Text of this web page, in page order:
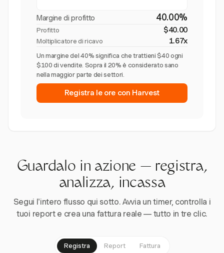
Margine di profitto 40.00%
Profitto $40.00
Moltiplicatore di ricavo 1.67x
Un margine del 40% significa che trattieni $40 ogni
$100 di vendite. Sopra il 20% è considerato sano
nella maggior parte dei settori.
Registra le ore con Harvest
Guardalo in azione — registra,
analizza, incassa
Segui l'intero flusso qui sotto. Avvia un timer, controlla i
tuoi report e crea una fattura reale — tutto in tre clic.
Registra Report Fattura